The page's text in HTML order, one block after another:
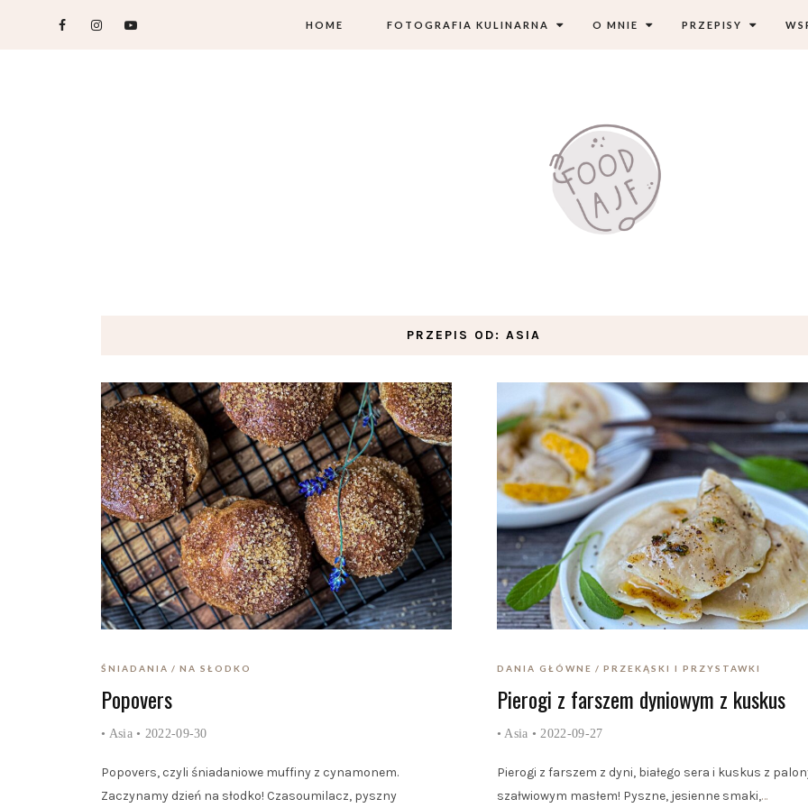
HOME FOTOGRAFIA KULINARNA O MNIE PRZEPISY
PRZEPIS OD:ASIA
ŚNIADANIA NA SŁODKO
Popovers
• Asia • 2022-09-30
Popovers, czyli śniadaniowe muffiny z cynamonem.
Zaczynamy dzień na słodko! Czasoumilacz, pyszny
DANIA GŁÓWNE PRZEKĄSKI I PRZYSTAWKI
Pierogi z farszem dyniowym z kuskus
• Asia • 2022-09-27
Pierogi z farszem z dyni, białego sera i kuskus z
szałwiowym masłem! Pyszne, jesienne smaki,…